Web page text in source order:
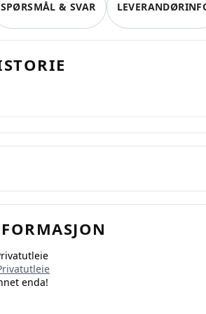
SPØRSMÅL & SVAR
enda!
Opprett en konto på få